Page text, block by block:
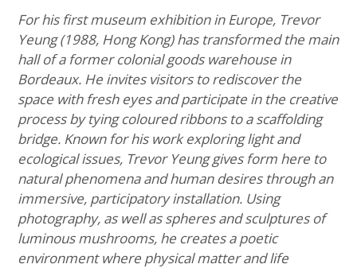
For his first museum exhibition in Europe, Trevor
Yeung (1988, Hong Kong) has transformed the main
hall of a former colonial goods warehouse in
Bordeaux. He invites visitors to rediscover the
space with fresh eyes and participate in the creative
process by tying coloured ribbons to a scaffolding
bridge. Known for his work exploring light and
ecological issues, Trevor Yeung gives form here to
natural phenomena and human desires through an
immersive, participatory installation. Using
photography, as well as spheres and sculptures of
luminous mushrooms, he creates a poetic
environment where physical matter and life